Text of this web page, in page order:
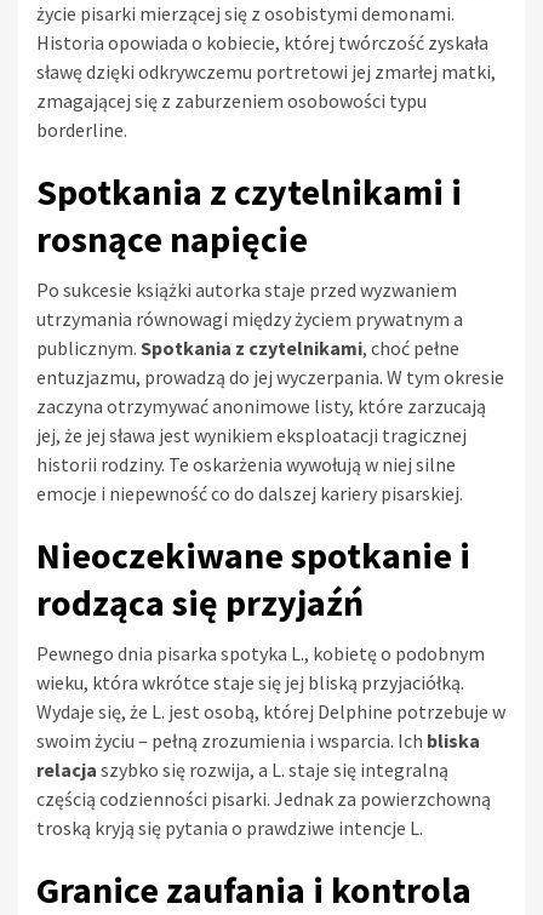
życie pisarki mierzącej się z osobistymi demonami.
Historia opowiada o kobiecie, której twórczość zyskała
sławę dzięki odkrywczemu portretowi jej zmarłej matki,
zmagającej się z zaburzeniem osobowości typu
borderline.
Spotkania z czytelnikami i
rosnące napięcie
Po sukcesie książki autorka staje przed wyzwaniem
utrzymania równowagi między życiem prywatnym a
publicznym. Spotkania z czytelnikami, choć pełne
entuzjazmu, prowadzą do jej wyczerpania. W tym okresie
zaczyna otrzymywać anonimowe listy, które zarzucają
jej, że jej sława jest wynikiem eksploatacji tragicznej
historii rodziny. Te oskarżenia wywołują w niej silne
emocje i niepewność co do dalszej kariery pisarskiej.
Nieoczekiwane spotkanie i
rodząca się przyjaźń
Pewnego dnia pisarka spotyka L., kobietę o podobnym
wieku, która wkrótce staje się jej bliską przyjaciółką.
Wydaje się, że L. jest osobą, której Delphine potrzebuje w
swoim życiu – pełną zrozumienia i wsparcia. Ich bliska
relacja szybko się rozwija, a L. staje się integralną
częścią codzienności pisarki. Jednak za powierzchowną
troską kryją się pytania o prawdziwe intencje L.
Granice zaufania i kontrola